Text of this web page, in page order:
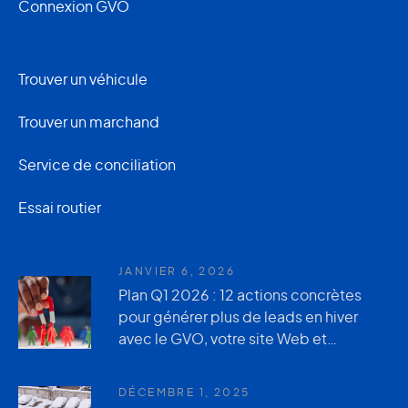
Connexion GVO
Trouver un véhicule
Trouver un marchand
Service de conciliation
Essai routier
JANVIER 6, 2026
Plan Q1 2026 : 12 actions concrètes
pour générer plus de leads en hiver
avec le GVO, votre site Web et
DÉCEMBRE 1, 2025